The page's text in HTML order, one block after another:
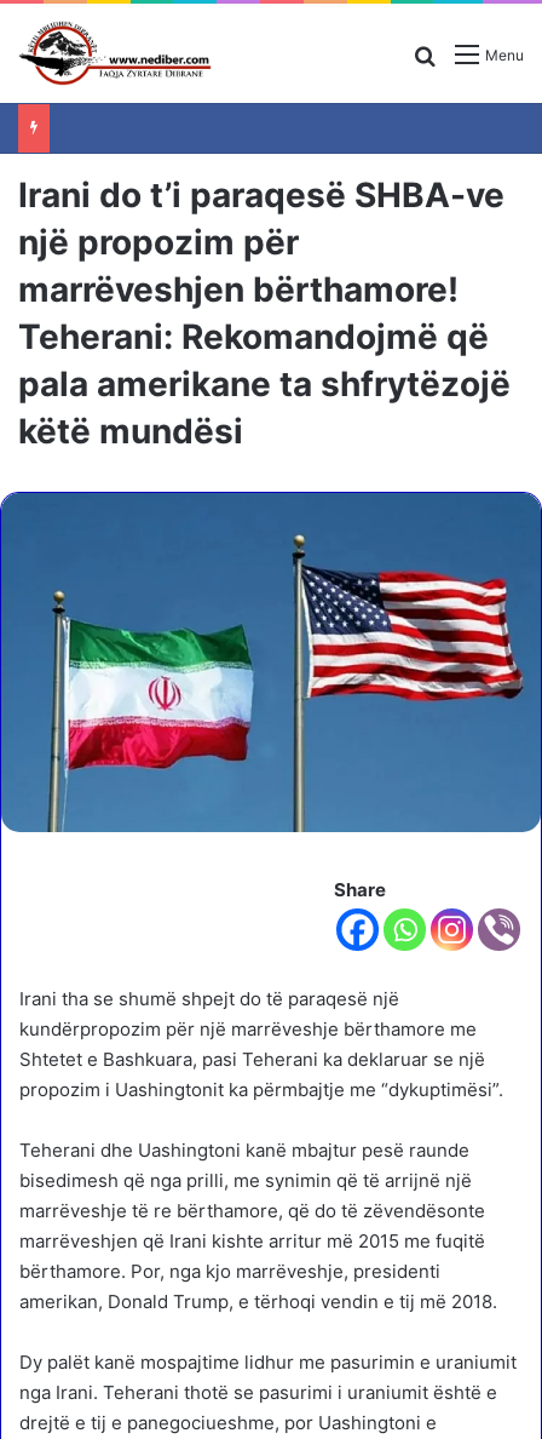
Menu
Search for
Irani do t’i paraqesë SHBA-ve
një propozim për
marrëveshjen bërthamore!
Teherani: Rekomandojmë që
pala amerikane ta shfrytëzojë
këtë mundësi
Share
Irani tha se shumë shpejt do të paraqesë një
kundërpropozim për një marrëveshje bërthamore me
Shtetet e Bashkuara, pasi Teherani ka deklaruar se një
propozim i Uashingtonit ka përmbajtje me “dykuptimësi”.
Teherani dhe Uashingtoni kanë mbajtur pesë raunde
bisedimesh që nga prilli, me synimin që të arrijnë një
marrëveshje të re bërthamore, që do të zëvendësonte
marrëveshjen që Irani kishte arritur më 2015 me fuqitë
bërthamore. Por, nga kjo marrëveshje, presidenti
amerikan, Donald Trump, e tërhoqi vendin e tij më 2018.
Dy palët kanë mospajtime lidhur me pasurimin e uraniumit
nga Irani. Teherani thotë se pasurimi i uraniumit është e
drejtë e tij e panegociueshme, por Uashingtoni e